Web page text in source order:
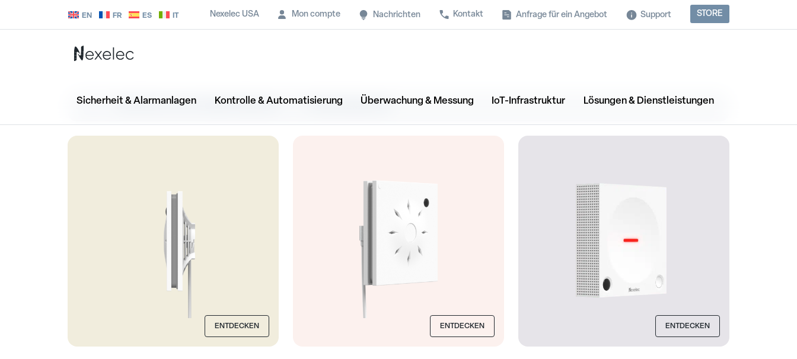
EN FR ES IT Nexelec USA Mon compte Nachrichten Kontakt Anfrage für ein Angebot Support STORE
Sicherheit & Alarmanlagen Kontrolle & Automatisierung Überwachung & Messung IoT-Infrastruktur Lösungen & Dienstleistungen
KONTROLLE & AUTOMATISIERUNG PRÄSENZMELDER
ENTDECKEN ENTDECKEN ENTDECKEN